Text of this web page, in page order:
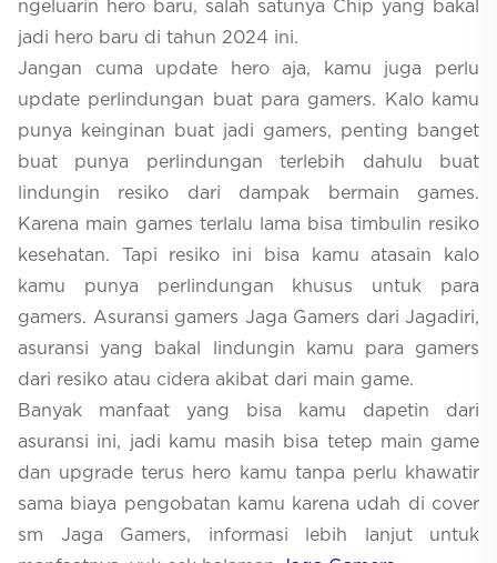
ngeluarin hero baru, salah satunya Chip yang bakal
jadi hero baru di tahun 2024 ini.
Jangan cuma update hero aja, kamu juga perlu
update perlindungan buat para gamers. Kalo kamu
punya keinginan buat jadi gamers, penting banget
buat punya perlindungan terlebih dahulu buat
lindungin resiko dari dampak bermain games.
Karena main games terlalu lama bisa timbulin resiko
kesehatan. Tapi resiko ini bisa kamu atasain kalo
kamu punya perlindungan khusus untuk para
gamers. Asuransi gamers Jaga Gamers dari Jagadiri,
asuransi yang bakal lindungin kamu para gamers
dari resiko atau cidera akibat dari main game.
Banyak manfaat yang bisa kamu dapetin dari
asuransi ini, jadi kamu masih bisa tetep main game
dan upgrade terus hero kamu tanpa perlu khawatir
sama biaya pengobatan kamu karena udah di cover
sm Jaga Gamers, informasi lebih lanjut untuk